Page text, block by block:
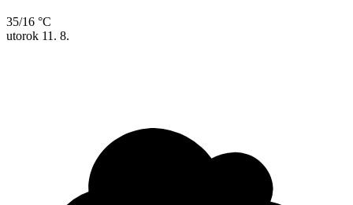
35/16 °C
utorok 11. 8.